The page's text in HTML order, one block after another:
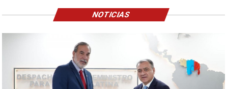
NOTICIAS